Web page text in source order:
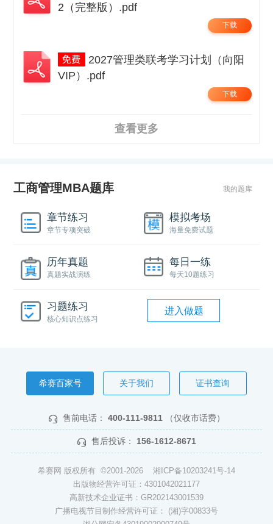
2（完整版）.pdf
下载
2027管理类联考学习计划（向阳
VIP）.pdf
下载
查看更多
工商管理MBA题库 我的题库
章节练习
章节专项突破
模拟考场
海量免费试题
历年真题
真题实战演练
每日一练
每天10题练习
习题练习
核心知识点练习
进入做题
希赛百家号 关于我们 证书查询
售前电话： 400-111-9811 （仅收市话费）
售后投诉： 156-1612-8671
希赛网 版权所有 ©2001-2026 湘ICP备10203241号-14
出版物经营许可证：4301042021177
高新技术企业证书：GR202143001539
广播电视节目制作经营许可证： (湘)字00833号